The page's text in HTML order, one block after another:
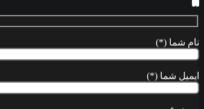
نام شما (*)
ایمیل شما (*)